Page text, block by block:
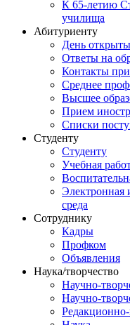
К 65-летию
училища
Абитуриенту
День
Ответы на
Контакты
Среднее
Высшее
Прием
Списки
Студенту
Студенту
Учебная
Электронная
среда
Сотруднику
Кадры
Профком
Объявления
Наука/творчество
Научно-
Научно-
Редакционно-